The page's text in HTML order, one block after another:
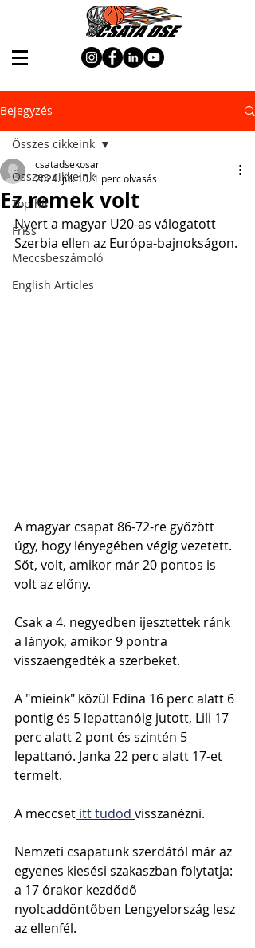
Bejegyzés
Összes cikkeink
Top hír
Friss
Meccsbeszámoló
English Articles
Összes cikkeink
Ez remek volt
csatadsekosar
2024. júl. 10.1 perc olvasás
Nyert a magyar U20-as válogatott
Szerbia ellen az Európa-bajnokságon.
A magyar csapat 86-72-re győzött
úgy, hogy lényegében végig vezetett.
Sőt, volt, amikor már 20 pontos is
volt az előny.
Csak a 4. negyedben ijesztettek ránk
a lányok, amikor 9 pontra
visszaengedték a szerbeket.
A "mieink" közül Edina 16 perc alatt 6
pontig és 5 lepattanóig jutott, Lili 17
perc alatt 2 pont és szintén 5
lepattanó. Janka 22 perc alatt 17-et
termelt.
A meccset itt tudod visszanézni.
Nemzeti csapatunk szerdától már az
egyenes kiesési szakaszban folytatja:
a 17 órakor kezdődő
nyolcaddöntőben Lengyelország lesz
az ellenfél.